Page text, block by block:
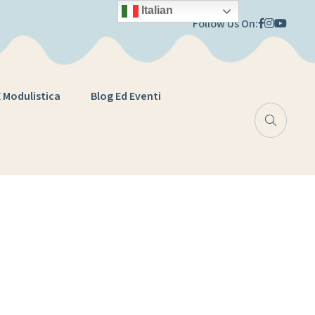
Follow Us On:
Modulistica Blog Ed Eventi
Italian